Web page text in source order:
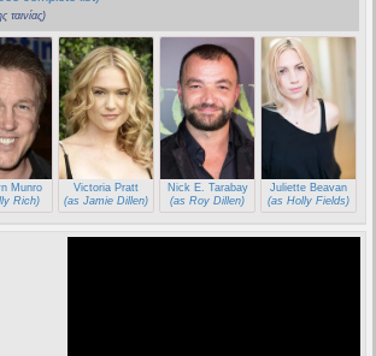
ταινίας)
Munro
Rich)
Victoria Pratt
(as Jamie Dillen)
Nick E. Tarabay
(as Roy Dillen)
Juliette Beavan
(as Holly Fields)